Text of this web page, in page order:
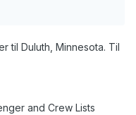
til Duluth, Minnesota. Til
and Crew Lists